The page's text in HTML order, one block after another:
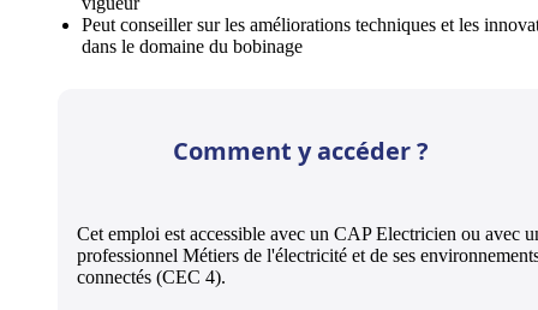
Peut conseiller sur les améliorations techniques et les
dans le domaine du bobinage
Comment y accéder ?
Cet emploi est accessible avec un CAP Electricien ou avec
professionnel Métiers de l'électricité et de ses
connectés (CEC 4).